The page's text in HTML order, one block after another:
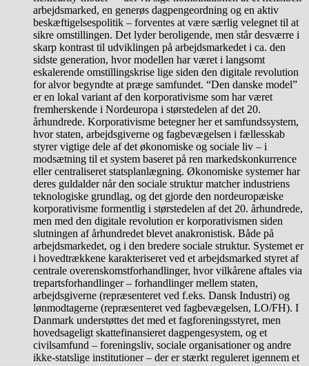
arbejdsmarked, en generøs dagpengeordning og en aktiv
beskæftigelsespolitik – forventes at være særlig velegnet til at
sikre omstillingen. Det lyder beroligende, men står desværre i
skarp kontrast til udviklingen på arbejdsmarkedet i ca. den
sidste generation, hvor modellen har været i langsomt
eskalerende omstillingskrise lige siden den digitale revolution
for alvor begyndte at præge samfundet. “Den danske model”
er en lokal variant af den korporativisme som har været
fremherskende i Nordeuropa i størstedelen af det 20.
århundrede. Korporativisme betegner her et samfundssystem,
hvor staten, arbejdsgiverne og fagbevægelsen i fællesskab
styrer vigtige dele af det økonomiske og sociale liv – i
modsætning til et system baseret på ren markedskonkurrence
eller centraliseret statsplanlægning. Økonomiske systemer har
deres guldalder når den sociale struktur matcher industriens
teknologiske grundlag, og det gjorde den nordeuropæiske
korporativisme formentlig i størstedelen af det 20. århundrede,
men med den digitale revolution er korporativismen siden
slutningen af århundredet blevet anakronistisk. Både på
arbejdsmarkedet, og i den bredere sociale struktur. Systemet er
i hovedtrækkene karakteriseret ved et arbejdsmarked styret af
centrale overenskomstforhandlinger, hvor vilkårene aftales via
trepartsforhandlinger – forhandlinger mellem staten,
arbejdsgiverne (repræsenteret ved f.eks. Dansk Industri) og
lønmodtagerne (repræsenteret ved fagbevægelsen, LO/FH). I
Danmark understøttes det med et fagforeningsstyret, men
hovedsageligt skattefinansieret dagpengesystem, og et
civilsamfund – foreningsliv, sociale organisationer og andre
ikke-statslige institutioner – der er stærkt reguleret igennem et